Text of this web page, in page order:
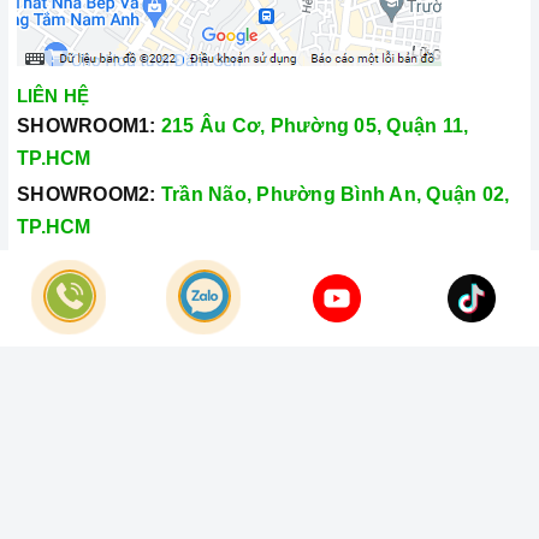
Đến với Home Best, chúng tôi tự hào cung cấp đến khách hàng
đa dạng các dòng
tiếng, cam kết về chất lượng và nguồn gốc sản phẩm chính
hãng. Chúng tôi tự tin mang đến cho quý khách hàng dịch vụ
chữa thiết bị nhà bếp cao cấp
LIÊN HỆ
SHOWROOM1: 215 Âu Cơ, Phường 05, Quận 11,
TP.HCM
SHOWROOM2: Trần Não, Phường Bình An, Quận 02,
TP.HCM
Hotline:
028.66.79.8989
Khiếu nại: 0933.800.899